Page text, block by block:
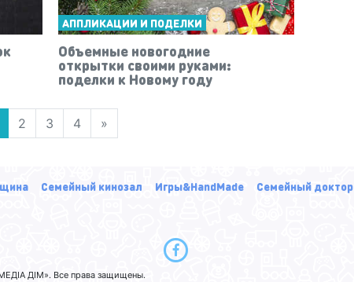
АППЛИКАЦИИ И ПОДЕЛКИ
Объемные новогодние
открытки своими руками:
поделки к Новому году
2 3 4 »
Семейный кинозал Игры&HandMade Семейный доктор
ДІМ». Все права защищены.